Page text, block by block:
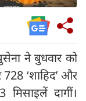
ने बुधवार को
728 ‘शाहिद’ और
मिसाइलें दागीं।